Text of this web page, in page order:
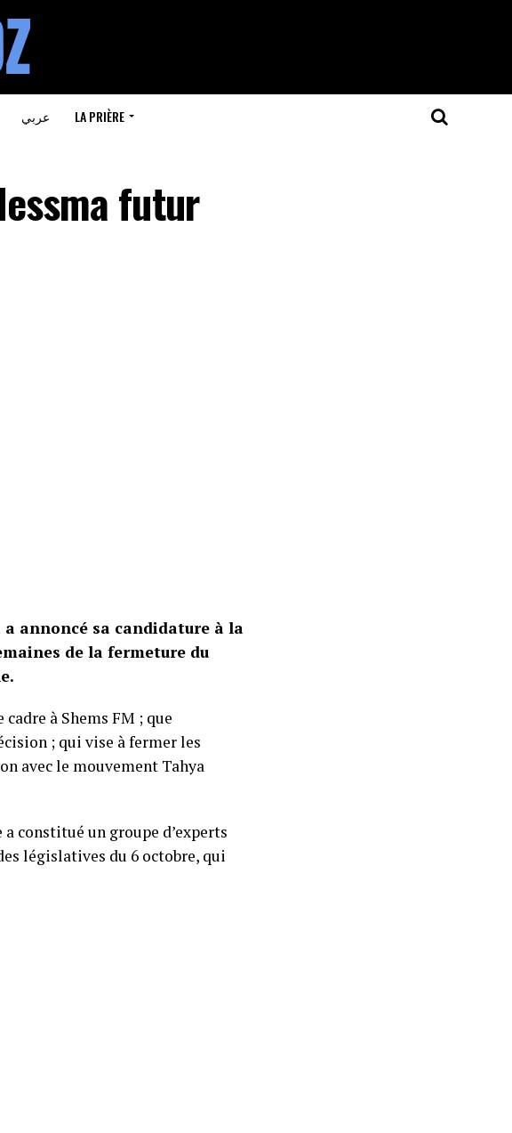
عربي LA PRIÈRE
futur
annoncé sa candidature à la
de la fermeture du
à Shems FM ; que
; qui vise à fermer les
avec le mouvement Tahya
constitué un groupe d’experts
législatives du 6 octobre, qui